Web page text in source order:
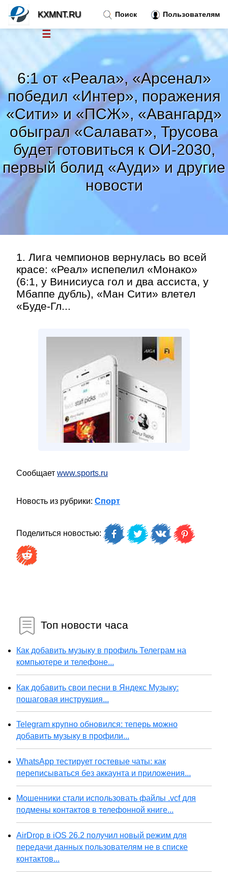
6:1 от «Реала», «Арсенал»
победил «Интер», поражения
«Сити» и «ПСЖ», «Авангард»
обыграл «Салават», Трусова
будет готовиться к ОИ-2030,
первый болид «Ауди» и другие
новости
1. Лига чемпионов вернулась во всей
красе: «Реал» испепелил «Монако»
(6:1, у Винисиуса гол и два ассиста, у
Мбаппе дубль), «Ман Сити» влетел
«Буде-Гл...
Сообщает www.sports.ru
Новость из рубрики: Спорт
Поделиться новостью:
Топ новости часа
Как добавить музыку в профиль Телеграм на
компьютере и телефоне...
Как добавить свои песни в Яндекс Музыку:
пошаговая инструкция...
Telegram крупно обновился: теперь можно
добавить музыку в профили...
WhatsApp тестирует гостевые чаты: как
переписываться без аккаунта и приложения...
Мошенники стали использовать файлы .vcf для
подмены контактов в телефонной книге...
AirDrop в iOS 26.2 получил новый режим для
передачи данных пользователям не в списке
контактов...
Поиск Пользователям
KXMNT.RU
☰
Тренды новостей»
Рубрики»
Правила
Контакт